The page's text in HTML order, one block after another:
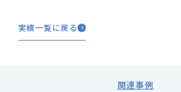
実績一覧に戻る
関連事例